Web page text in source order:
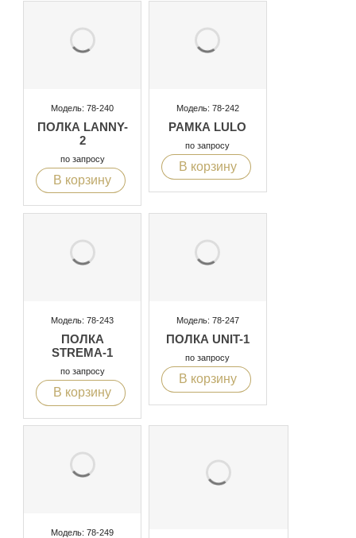
Модель: 78-240
ПОЛКА LANNY-
2
по запросу
В корзину
Модель: 78-242
РАМКА LULO
по запросу
В корзину
Модель: 78-243
ПОЛКА
STREMA-1
по запросу
В корзину
Модель: 78-247
ПОЛКА UNIT-1
по запросу
В корзину
Модель: 78-249